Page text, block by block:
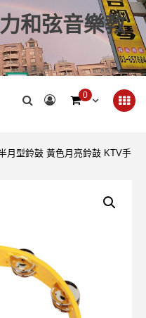
和弦音樂教
0
月型鈴鼓 黃色月亮鈴鼓 KTV手